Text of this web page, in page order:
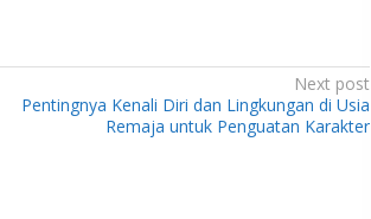
Next post
Pentingnya Kenali Diri dan Lingkungan di Usia
Remaja untuk Penguatan Karakter